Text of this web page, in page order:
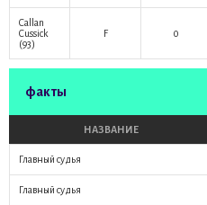
Callan
Cussick
(93)
F 0
факты
НАЗВАНИЕ
Главный судья
Главный судья